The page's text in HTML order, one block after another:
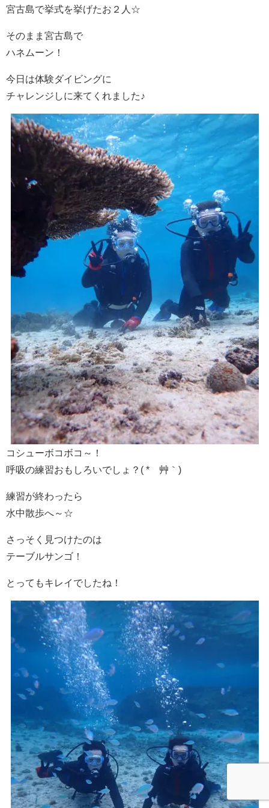
宮古島で挙式を挙げたお２人☆
そのまま宮古島で
ハネムーン！
今日は体験ダイビングに
チャレンジしに来てくれました♪
コシューボコボコ～！
呼吸の練習おもしろいでしょ？( *´艸｀)
練習が終わったら
水中散歩へ～☆
さっそく見つけたのは
テーブルサンゴ！
とってもキレイでしたね！